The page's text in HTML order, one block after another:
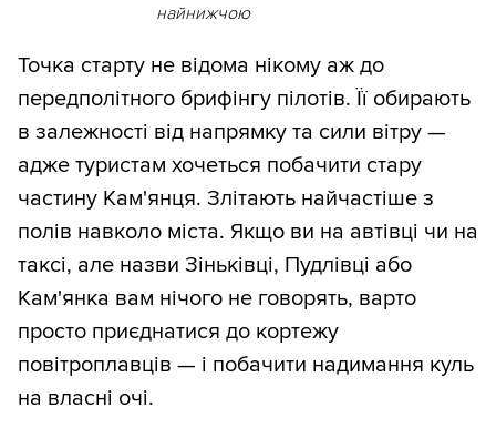
найнижчою
Точка старту не відома нікому аж до
передполітного брифінгу пілотів. Її обирають
в залежності від напрямку та сили вітру —
адже туристам хочеться побачити стару
частину Кам'янця. Злітають найчастіше з
полів навколо міста. Якщо ви на автівці чи на
таксі, але назви Зіньківці, Пудлівці або
Кам'янка вам нічого не говорять, варто
просто приєднатися до кортежу
повітроплавців — і побачити надимання куль
на власні очі.